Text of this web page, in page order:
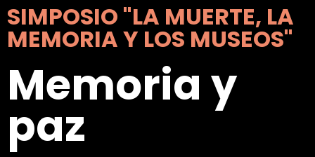
SIMPOSIO "LA MUERTE, LA
MEMORIA Y LOS MUSEOS"
Memoria y
paz